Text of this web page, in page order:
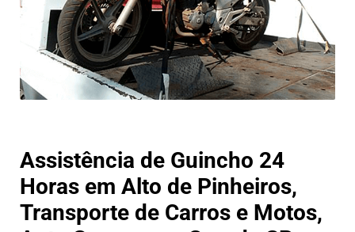
Assistência de Guincho 24
Horas em Alto de Pinheiros,
Transporte de Carros e Motos,